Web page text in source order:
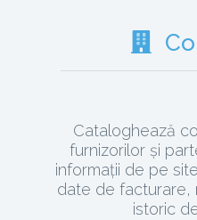
Cataloghează
furnizorilor și
informații de pe
date de facturare,
istoric